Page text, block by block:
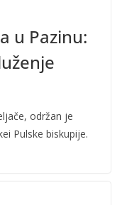
u Pazinu:
održan je
Pulske biskupije.